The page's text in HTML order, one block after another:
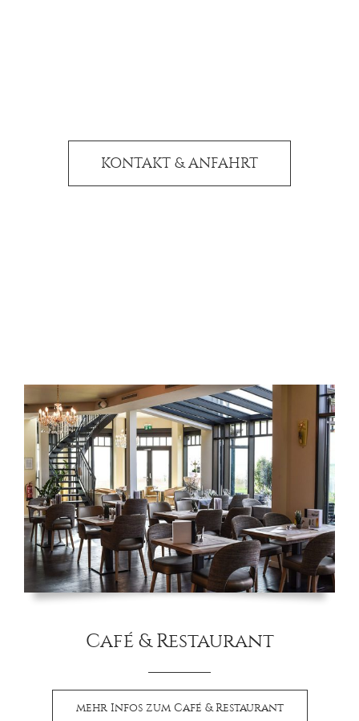
KONTAKT & ANFAHRT
Café & Restaurant
mehr Infos zum Café & Restaurant